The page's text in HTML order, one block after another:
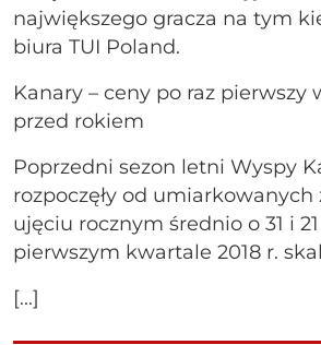
największego gracza na tym
biura TUI Poland.
Kanary – ceny po raz pierwszy
przed rokiem
Poprzedni sezon letni Wyspy
rozpoczęły od
ujęciu rocznym średnio o 31 i
pierwszym kwartale 2018 r. skal
[...]